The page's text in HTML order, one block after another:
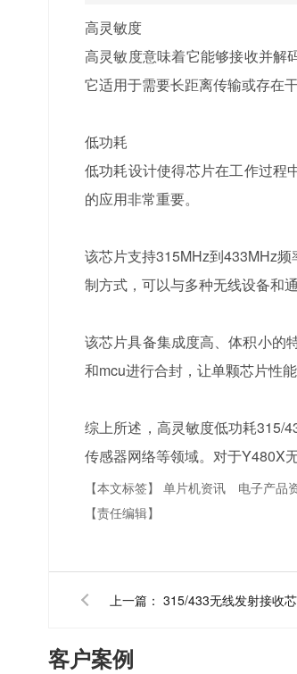
高灵敏度
高灵敏度意味着它能够接收并解
它适用于需要长距离传输或存在
低功耗
低功耗设计使得芯片在工作过程
的应用非常重要。
该芯片支持315MHz到433MHz
制方式，可以与多种无线设备和
该芯片具备集成度高、体积小的
和mcu进行合封，让单颗芯片性能
综上所述，高灵敏度低功耗315/
传感器网络等领域。对于Y480X
【本文标签】单片机资讯 电子产品
【责任编辑】
上一篇： 315/433无线发射接收
客户案例